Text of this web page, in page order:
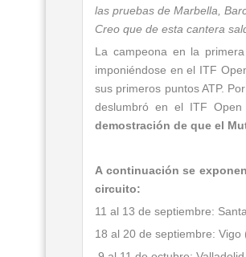
las pruebas de Marbella,
Creo que de esta cantera
La campeona en la
imponiéndose en el ITF
sus primeros puntos ATP.
deslumbró en el ITF
demostración de que el
A continuación se
circuito:
11 al 13 de septiembre:
18 al 20 de septiembre: